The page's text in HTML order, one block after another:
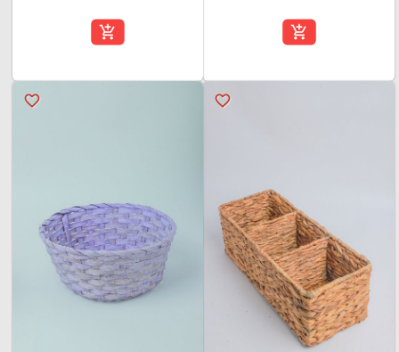
add_shopping_cart
add_shopping_cart
favorite_border
favorite_border